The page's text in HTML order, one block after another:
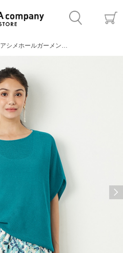
アシメホールガーメントニット